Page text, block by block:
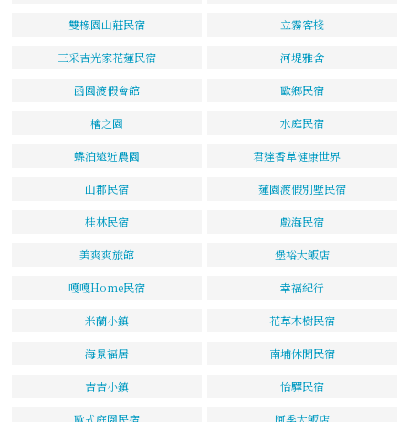
雙橡園山莊民宿 立霧客棧
三采吉光家花蓮民宿 河堤雅舍
函園渡假會館 歐鄉民宿
檜之園 水庭民宿
蝶泊遠近農園 君達香草健康世界
山郡民宿 蓮園渡假別墅民宿
桂林民宿 戲海民宿
美爽爽旅館 堡裕大飯店
嘎嘎Home民宿 幸福紀行
米蘭小鎮 花草木樹民宿
海景福居 南埔休閒民宿
吉吉小鎮 怡驛民宿
歐式庭園民宿 阿季大飯店